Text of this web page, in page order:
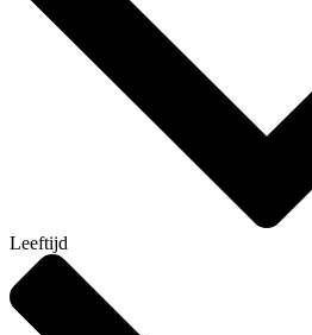
Leeftijd